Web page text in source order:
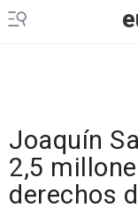
Joaquín
2,5
derechos